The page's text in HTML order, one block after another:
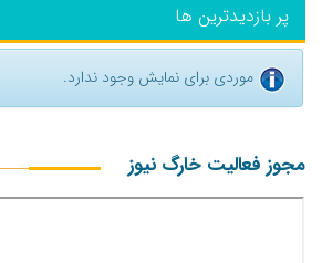
پر بازدیدترین ها
موردی برای نمایش وجود ندارد.
مجوز فعالیت خارگ نیوز